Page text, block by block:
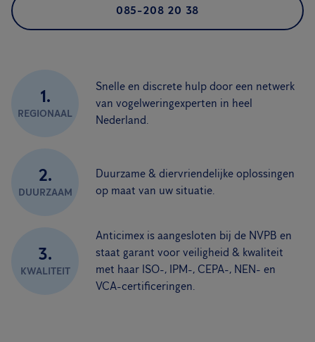
085-208 20 38
1.
REGIONAAL
Snelle en discrete hulp door een netwerk
van vogelweringexperten in heel
Nederland.
2.
DUURZAAM
Duurzame & diervriendelijke oplossingen
op maat van uw situatie.
3.
KWALITEIT
Anticimex is aangesloten bij de NVPB en
staat garant voor veiligheid & kwaliteit
met haar ISO-, IPM-, CEPA-, NEN- en
VCA-certificeringen.